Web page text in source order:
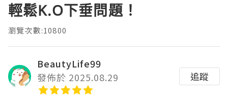
輕鬆K.O下垂問題！
瀏覽次數:10800
BeautyLife99
發佈於 2025.08.29
追蹤